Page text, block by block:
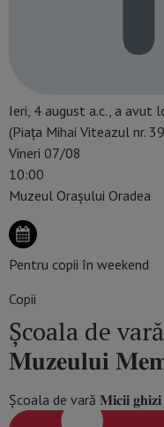
Ieri, 4 august a.c., a avut
(Piața Mihai Viteazul nr.
Vineri 07/08
10:00
Muzeul Orașului Oradea
Pentru copii în weekend
Copii
Școala de vară
𝐌𝐮𝐳𝐞𝐮𝐥𝐮𝐢
Școala de vară 𝐌𝐢𝐜𝐢𝐢